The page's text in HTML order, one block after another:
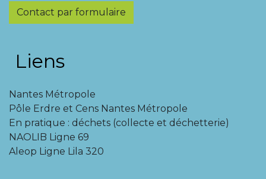
Contact par formulaire
Liens
Nantes Métropole
Pôle Erdre et Cens Nantes Métropole
En pratique : déchets (collecte et déchetterie)
NAOLIB Ligne 69
Aleop Ligne Lila 320